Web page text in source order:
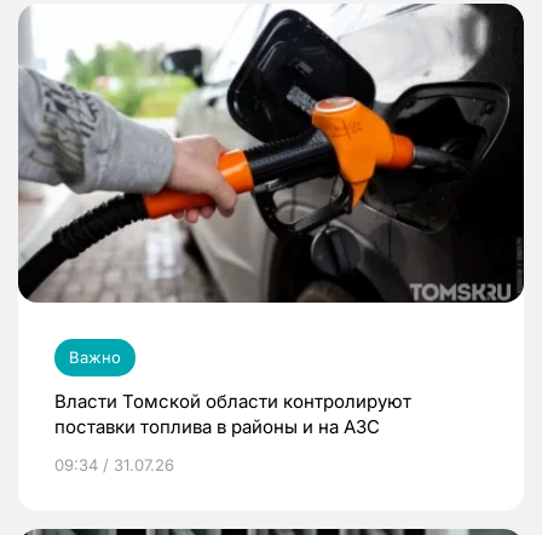
Важно
Власти Томской области контролируют
поставки топлива в районы и на АЗС
09:34 / 31.07.26